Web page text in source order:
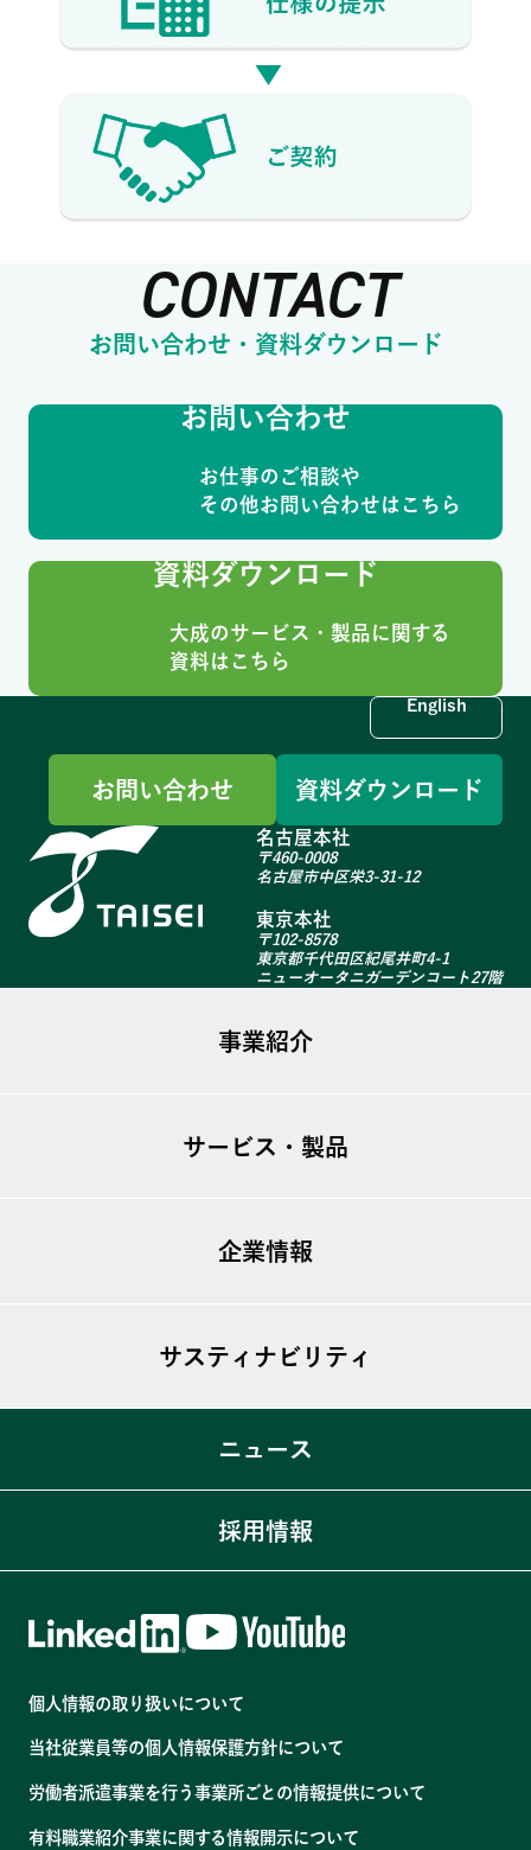
CONTACT
お問い合わせ・資料ダウンロード
お問い合わせ
お仕事のご相談や
その他お問い合わせはこちら
資料ダウンロード
大成のサービス・製品に関する
資料はこちら
English
お問い合わせ 資料ダウンロード
名古屋本社
〒460-0008
名古屋市中区栄3-31-12
東京本社
〒102-8578
東京都千代田区紀尾井町4-1
ニューオータニガーデンコート27階
事業紹介
不動産事業
海外事業
サービス・製品
T-GARDEN
T-MIST
Simplicity®
企業情報
トップメッセージ
会社概要
沿革
サスティナビリティ
ACTION SDGs
コンプライアンス体制
健康経営
温室効果ガス排出量の削減
ニュース
採用情報
個人情報の取り扱いについて
当社従業員等の個人情報保護方針について
労働者派遣事業を行う事業所ごとの情報提供について
有料職業紹介事業に関する情報開示について